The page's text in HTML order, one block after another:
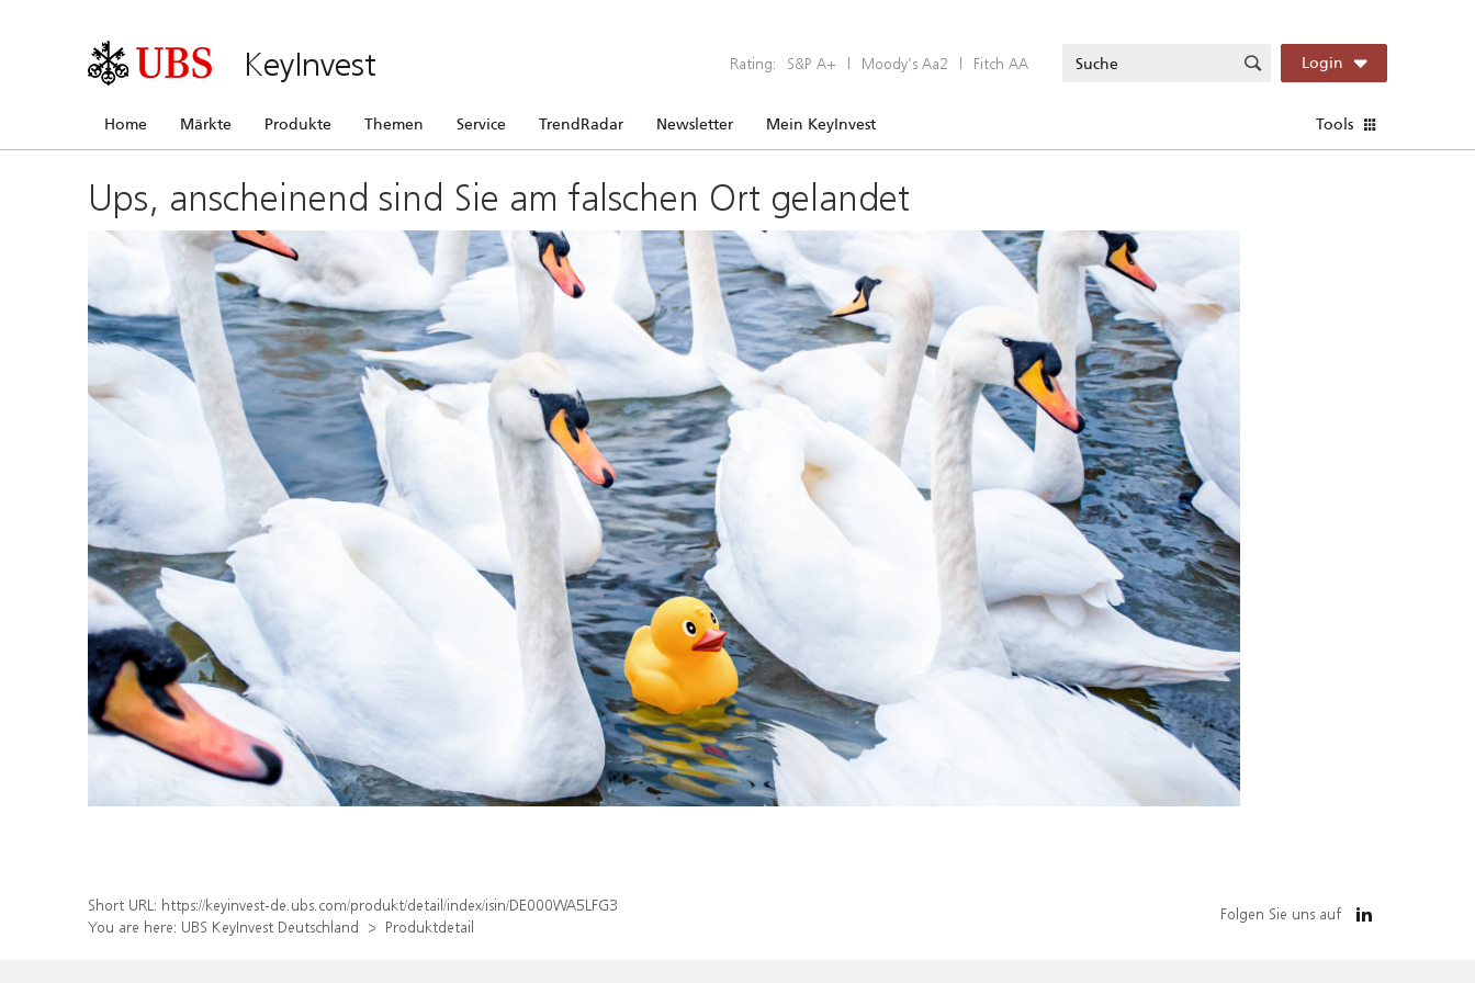
KeyInvest Rating: S&P A+ | Moody’s Aa2 | Fitch AA Login
Home Märkte Produkte Themen Service TrendRadar Newsletter Mein KeyInvest Tools
Ups, anscheinend sind Sie am falschen Ort gelandet
Short URL: https://keyinvest-de.ubs.com/produkt/detail/index/isin/DE000WA5LFG3
You are here: UBS KeyInvest Deutschland Produktdetail
Folgen Sie uns auf